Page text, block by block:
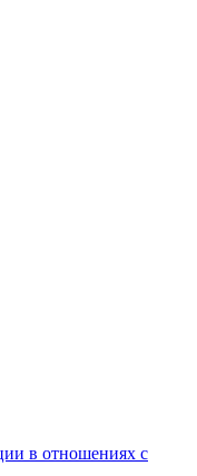
в отношениях с